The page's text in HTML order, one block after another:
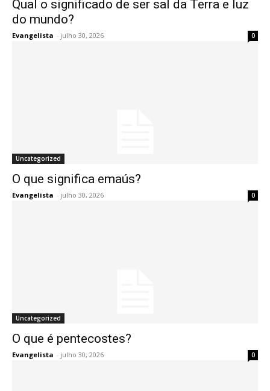
Qual o significado de ser sal da Terra e luz
do mundo?
Evangelista - julho 30, 2026 0
Uncategorized
O que significa emaús?
Evangelista - julho 30, 2026 0
Uncategorized
O que é pentecostes?
Evangelista - julho 30, 2026 0